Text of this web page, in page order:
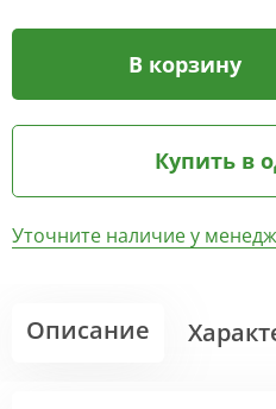
В корзину
Купить в
Уточните наличие у
Описание